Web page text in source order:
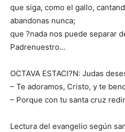
que siga, como el gallo,
abandonas nunca;
que ?nada nos puede separar
Padrenuestro…
OCTAVA ESTACI?N: Judas
– Te adoramos, Cristo, y te
– Porque con tu santa cruz
Lectura del evangelio según